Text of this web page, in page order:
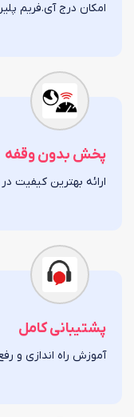
امکان درج آی.فریم
پخش بدون وقفه
ارائه بهترین
پشتیبانی کامل
آموزش راه اندازی و